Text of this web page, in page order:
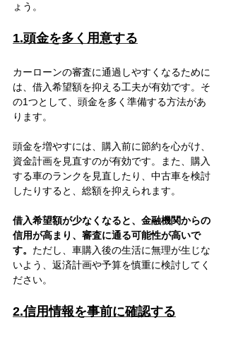
ょう。
1.頭金を多く用意する
カーローンの審査に通過しやすくなるために
は、借入希望額を抑える工夫が有効です。そ
の1つとして、頭金を多く準備する方法があ
ります。
頭金を増やすには、購入前に節約を心がけ、
資金計画を見直すのが有効です。また、購入
する車のランクを見直したり、中古車を検討
したりすると、総額を抑えられます。
借入希望額が少なくなると、金融機関からの
信用が高まり、審査に通る可能性が高いで
す。 ただし、車購入後の生活に無理が生じな
いよう、返済計画や予算を慎重に検討してく
ださい。
2.信用情報を事前に確認する